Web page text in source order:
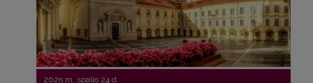
2025 m. spalio 24 d.